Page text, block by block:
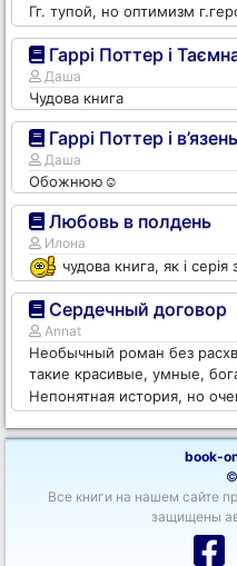
Гг. тупой, но оптимизм
Гаррі Поттер і
Даша
Чудова книга
Гаррі Поттер і
Даша
Обожнюю☺️
Любовь в полдень
Илона
чудова книга, як і серія
Сердечный договор
Annat
Необычный роман без
такие красивые, умные,
Непонятная история, но
book-
Все книги на нашем сайте
защищены